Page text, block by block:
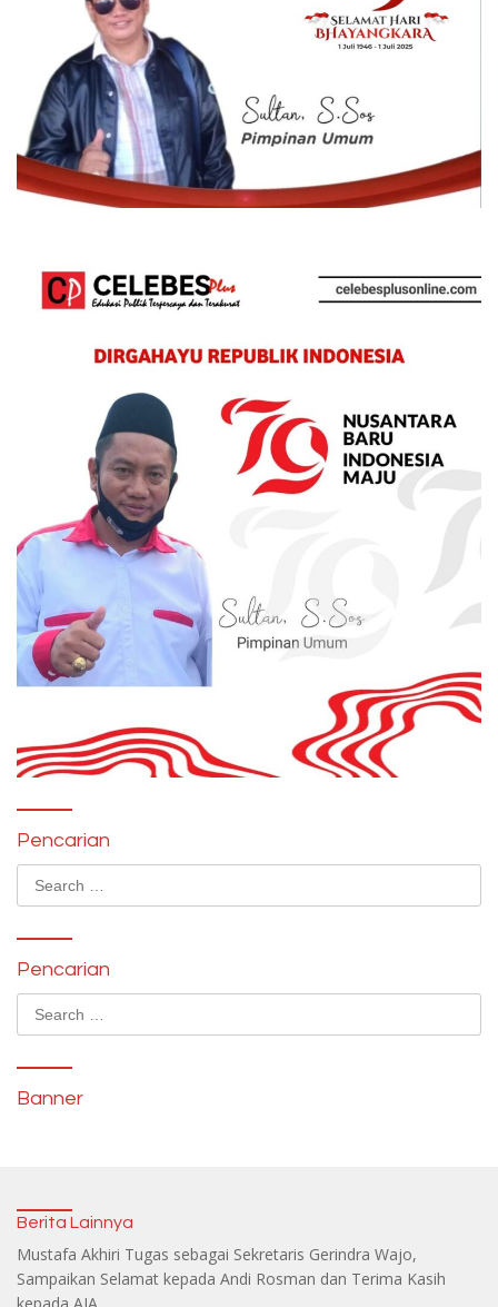
Pencarian
Search
for:
Pencarian
Search
for:
Banner
Berita Lainnya
Mustafa Akhiri Tugas sebagai Sekretaris Gerindra Wajo,
Sampaikan Selamat kepada Andi Rosman dan Terima Kasih